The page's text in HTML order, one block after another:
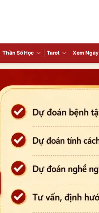
Thần Số Học Tarot Xem Ngày